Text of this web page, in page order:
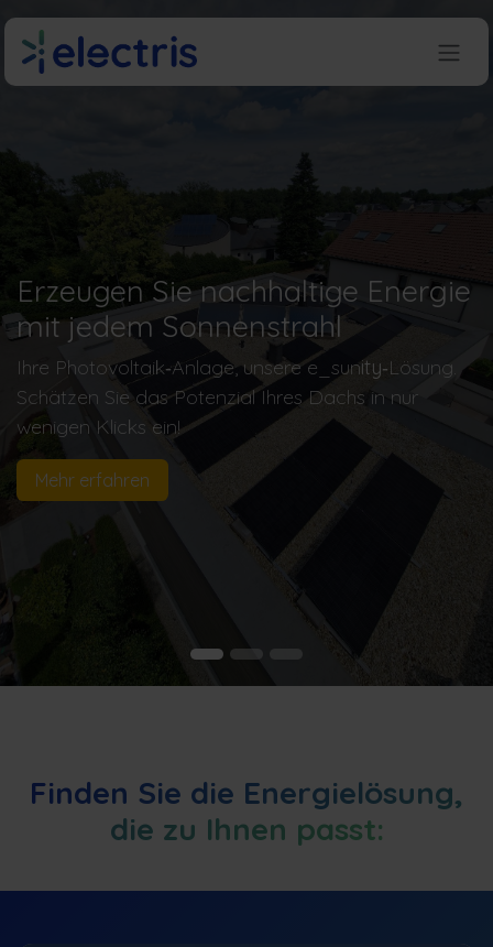
Zum Inhalt springen
Erzeugen Sie nachhaltige Energie
mit jedem Sonnenstrahl
Ihre Photovoltaik‑Anlage, unsere e_sunity‑Lösung.
Schätzen Sie das Potenzial Ihres Dachs in nur
wenigen Klicks ein!
Mehr erfahren
Finden Sie die Energielösung,
die zu Ihnen passt: